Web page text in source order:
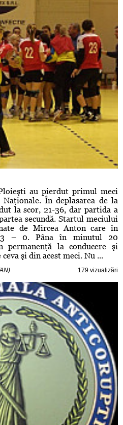
au pierdut primul meci
În deplasarea de la
la scor, 21-36, dar partida a
secundă. Startul meciului
de Mircea Anton care în
3 – 0. Pâna în minutul 20
permanenţă la conducere şi
şi din acest meci. Nu ...
179 vizualizări